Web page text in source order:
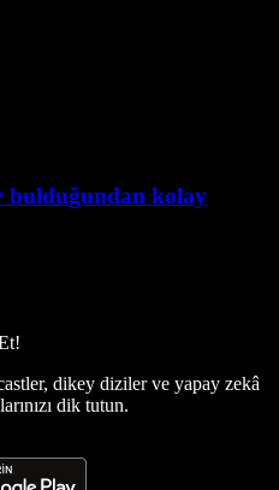
bulduğundan kolay
dikey diziler ve yapay zekâ
dik tutun.